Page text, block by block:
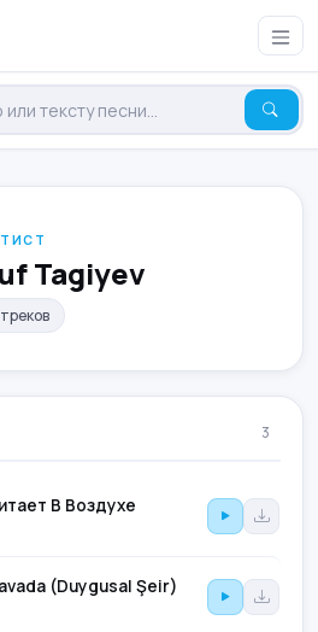
Tagiyev
3
В Воздухе
(Duygusal Şeir)